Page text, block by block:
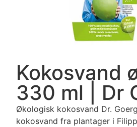
Kokosvand
330 ml | Dr
Økologisk kokosvand Dr.
kokosvand fra plantager i